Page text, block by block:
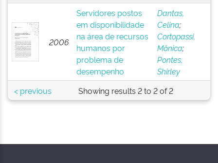
2006
Servidores postos
em disponibilidade
na área de recursos
humanos por
problema de
desempenho
Dantas,
Celina;
Cortopassi,
Mônica;
Pontes,
Shirley
Showing results 2 to 2 of 2
< previous